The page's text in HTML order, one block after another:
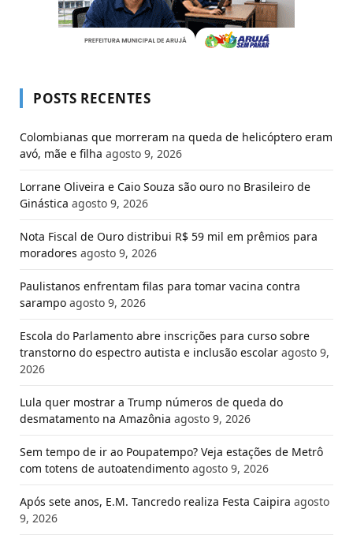
POSTS RECENTES
Colombianas que morreram na queda de helicóptero eram
avó, mãe e filha agosto 9, 2026
Lorrane Oliveira e Caio Souza são ouro no Brasileiro de
Ginástica agosto 9, 2026
Nota Fiscal de Ouro distribui R$ 59 mil em prêmios para
moradores agosto 9, 2026
Paulistanos enfrentam filas para tomar vacina contra
sarampo agosto 9, 2026
Escola do Parlamento abre inscrições para curso sobre
transtorno do espectro autista e inclusão escolar agosto 9,
2026
Lula quer mostrar a Trump números de queda do
desmatamento na Amazônia agosto 9, 2026
Sem tempo de ir ao Poupatempo? Veja estações de Metrô
com totens de autoatendimento agosto 9, 2026
Após sete anos, E.M. Tancredo realiza Festa Caipira agosto
9, 2026